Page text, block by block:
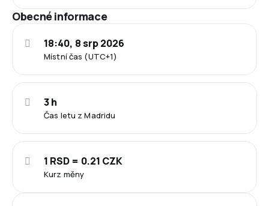
Obecné informace
Místní čas (UTC+1)
18:40, 8 srp 2026
Čas letu z Madridu
3 h
Kurz měny
1 RSD = 0.21 CZK